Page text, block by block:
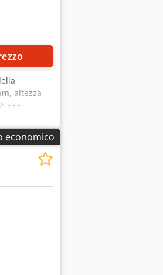
, altezza
+++
comando
Griglia di
V3
di
economico